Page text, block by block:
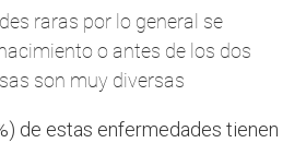
raras por lo general se
o antes de los dos
son muy diversas
de estas enfermedades tienen